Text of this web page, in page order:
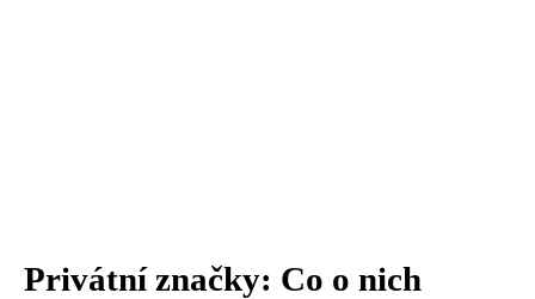
Privátní značky: Co o nich